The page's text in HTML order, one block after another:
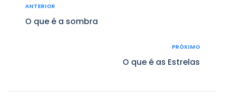
Navegação
Anterior
ANTERIOR
O que é a sombra
PRÓXIMO
O que é as Estrelas